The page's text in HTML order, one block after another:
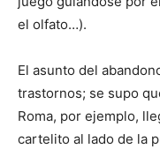
el olfato…).
El asunto del
trastornos; se supo
Roma, por ejemplo,
cartelito al lado de la